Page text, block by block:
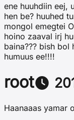
ene huuhdiin eej,
hen be? huuhed
mongol emegtei
hoino zaaval irj
baina??? bish bol
humuus ee!!!!
root
Haanaaas yamar